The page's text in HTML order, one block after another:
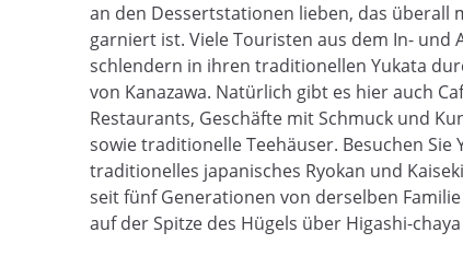
an den Dessertstationen lieben, das überall
garniert ist. Viele Touristen aus dem In- und
schlendern in ihren traditionellen Yukata
von Kanazawa. Natürlich gibt es hier auch
Restaurants, Geschäfte mit Schmuck und
sowie traditionelle Teehäuser. Besuchen Sie
traditionelles japanisches Ryokan und
seit fünf Generationen von derselben
auf der Spitze des Hügels über Higashi-